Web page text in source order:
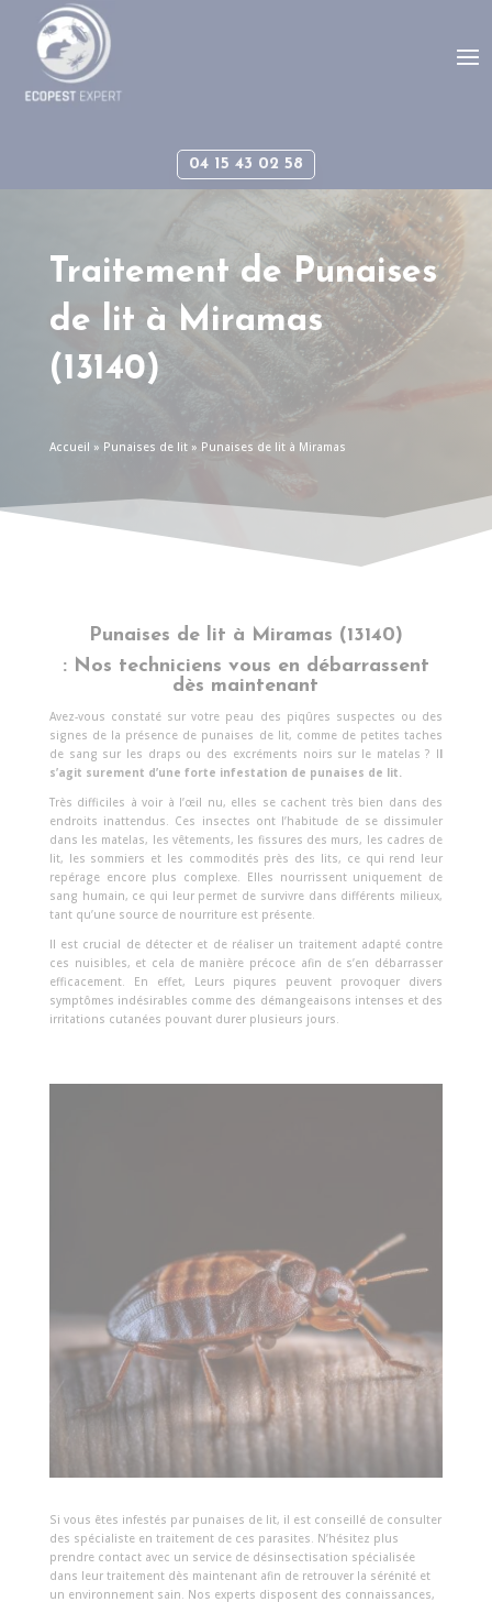
04 15 43 02 58
Traitement de Punaises
de lit à Miramas
(13140)
Accueil » Punaises de lit» Punaises de lit à Miramas
Punaises de lit à Miramas (13140)
: Nos techniciens vous en débarrassent
dès maintenant
Avez-vous constaté sur votre peau des piqûres suspectes ou des
signes de la présence de punaises de lit, comme de petites taches
de sang sur les draps ou des excréments noirs sur le matelas ? Il
s’agit surement d’une forte infestation de punaises de lit.
Très difficiles à voir à l’œil nu, elles se cachent très bien dans des
endroits inattendus. Ces insectes ont l’habitude de se dissimuler
dans les matelas, les vêtements, les fissures des murs, les cadres de
lit, les sommiers et les commodités près des lits, ce qui rend leur
repérage encore plus complexe. Elles nourrissent uniquement de
sang humain, ce qui leur permet de survivre dans différents milieux,
tant qu’une source de nourriture est présente.
Il est crucial de détecter et de réaliser un traitement adapté contre
ces nuisibles, et cela de manière précoce afin de s’en débarrasser
efficacement. En effet, Leurs piqures peuvent provoquer divers
symptômes indésirables comme des démangeaisons intenses et des
irritations cutanées pouvant durer plusieurs jours.
Si vous êtes infestés par punaises de lit, il est conseillé de consulter
des spécialiste en traitement de ces parasites. N’hésitez plus
prendre contact avec un service de désinsectisation spécialisée
dans leur traitement dès maintenant afin de retrouver la sérénité et
un environnement sain. Nos experts disposent des connaissances,
Panneau de gestion des cookies